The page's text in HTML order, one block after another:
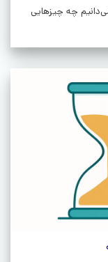
چه چیزهایی